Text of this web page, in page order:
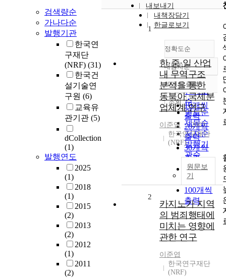
검색량순
가나다순
발행기관
한국연
구재단
(NRF) (31)
한국건
설기술연
구원 (6)
교육유
관기관 (5)
dCollection
(1)
발행연도
2025
(1)
2018
(1)
2015
(2)
2013
(2)
2012
(1)
2011
(2)
내보내기
내책장담기
한글로보기
정확도순
정확도
순
인기도
순
연도순
제목순
저자순
발행기
관순
내림차순
내림차순
10개씩 출력
10개씩
출력
20개씩
출력
30개씩
출력
50개씩
출력
100개씩
출력
조회
1
한·중·일 산업
내 무역구조
분석을 통한
동북아 국제분
업체계 연구
이준엽
2003
한국연구재단
(NRF)
원문보
기
2
카지노가 지역
의 범죄행태에
미치는 영향에
관한 연구
이준엽
한국연구재단
(NRF)